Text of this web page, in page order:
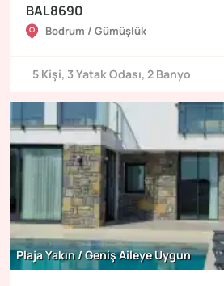
BAL8690
Bodrum / Gümüşlük
5 Kişi, 3Yatak Odası, 2 Banyo
Plaja Yakın / Geniş Aileye Uygun